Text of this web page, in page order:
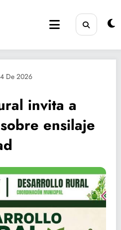
4 De 2026
invita a
ensilaje